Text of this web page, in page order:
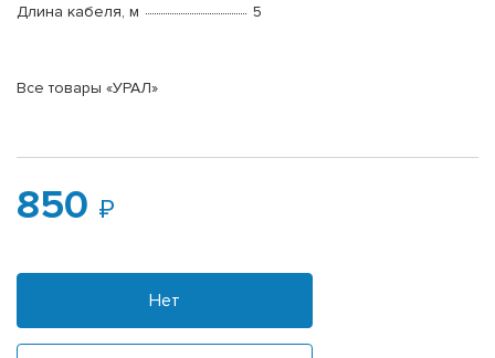
Длина кабеля, м
5
Все товары «УРАЛ»
850
Нет